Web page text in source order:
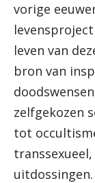
vorige
leven van
bron van
zelfgekozen
tot
uitdossingen.